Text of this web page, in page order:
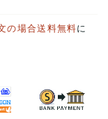
の場合送料無料に